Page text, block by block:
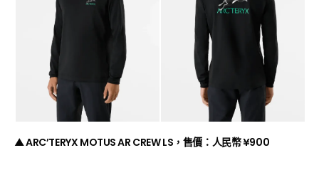
▲ ARC’TERYX MOTUS AR CREW LS，售價：人民幣 ¥900